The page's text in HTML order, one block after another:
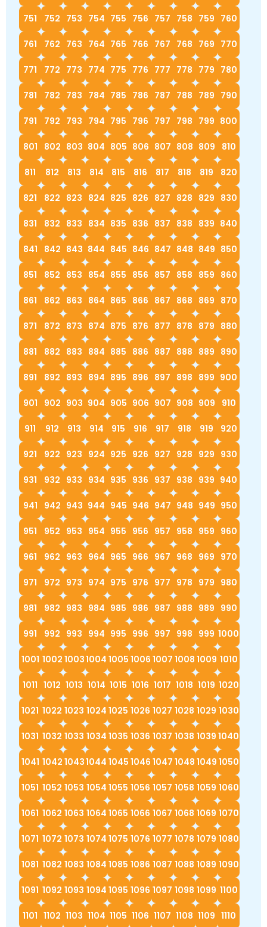
751 752 753 754 755 756 757 758 759 760
761 762 763 764 765 766 767 768 769 770
771 772 773 774 775 776 777 778 779 780
781 782 783 784 785 786 787 788 789 790
791 792 793 794 795 796 797 798 799 800
801 802 803 804 805 806 807 808 809 810
811 812 813 814 815 816 817 818 819 820
821 822 823 824 825 826 827 828 829 830
831 832 833 834 835 836 837 838 839 840
841 842 843 844 845 846 847 848 849 850
851 852 853 854 855 856 857 858 859 860
861 862 863 864 865 866 867 868 869 870
871 872 873 874 875 876 877 878 879 880
881 882 883 884 885 886 887 888 889 890
891 892 893 894 895 896 897 898 899 900
901 902 903 904 905 906 907 908 909 910
911 912 913 914 915 916 917 918 919 920
921 922 923 924 925 926 927 928 929 930
931 932 933 934 935 936 937 938 939 940
941 942 943 944 945 946 947 948 949 950
951 952 953 954 955 956 957 958 959 960
961 962 963 964 965 966 967 968 969 970
971 972 973 974 975 976 977 978 979 980
981 982 983 984 985 986 987 988 989 990
991 992 993 994 995 996 997 998 999 1000
1001 1002 10031004 1005 1006 1007 1008 1009 1010
1011 1012 1013 1014 1015 1016 1017 1018 1019 1020
1021 1022 1023 1024 1025 1026 1027 1028 1029 1030
1031 1032 1033 1034 1035 1036 1037 1038 1039 1040
1041 1042 10431044 1045 1046 1047 1048 1049 1050
1051 1052 1053 1054 1055 1056 1057 1058 1059 1060
1061 1062 1063 1064 1065 1066 1067 1068 1069 1070
1071 1072 1073 1074 1075 1076 1077 1078 1079 1080
1081 1082 1083 1084 1085 1086 1087 1088 1089 1090
1091 1092 1093 1094 1095 1096 1097 1098 1099 1100
1101 1102 1103 1104 1105 1106 1107 1108 1109 1110